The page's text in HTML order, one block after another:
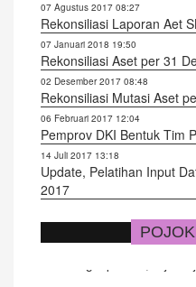
07 Agustus 2017 08:27
Rekonsiliasi Laporan Aet
07 Januari 2018 19:50
Rekonsiliasi Aset per 31
02 Desember 2017 08:48
Rekonsiliasi Mutasi Aset
06 Februari 2017 12:04
Pemprov DKI Bentuk Tim
14 Juli 2017 13:18
Update, Pelatihan Input
2017